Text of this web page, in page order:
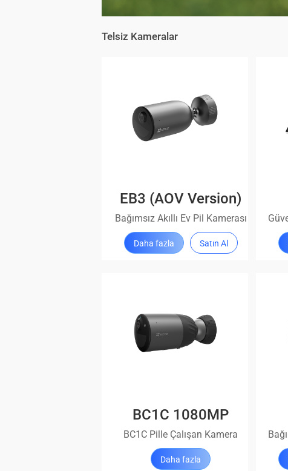
Telsiz Kameralar
EB3 (AOV Version)
Bağımsız Akıllı Ev Pil Kamerası
Daha fazla Satın Al
BC1C 1080MP
BC1C Pille Çalışan Kamera
Daha fazla